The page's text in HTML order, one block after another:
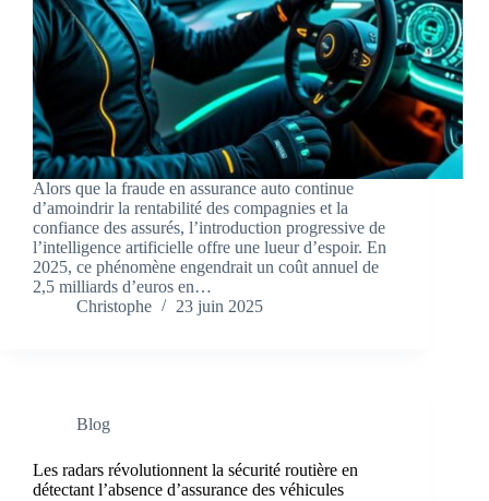
Alors que la fraude en assurance auto continue
d’amoindrir la rentabilité des compagnies et la
confiance des assurés, l’introduction progressive de
l’intelligence artificielle offre une lueur d’espoir. En
2025, ce phénomène engendrait un coût annuel de
2,5 milliards d’euros en…
Christophe
23 juin 2025
Blog
Les radars révolutionnent la sécurité routière en
détectant l’absence d’assurance des véhicules